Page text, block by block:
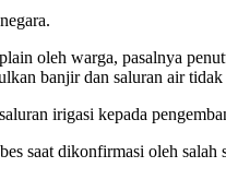
oleh warga, pasalnya
banjir dan saluran air
irigasi kepada
saat dikonfirmasi oleh